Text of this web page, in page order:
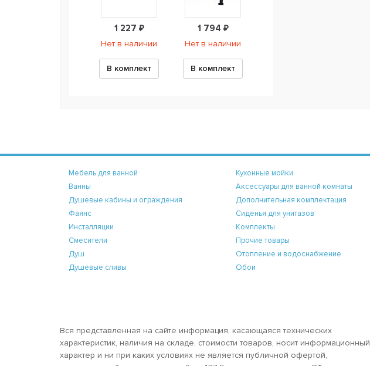
1 227 ₽
Нет в наличии
В комплект
1 794 ₽
Нет в наличии
В комплект
Мебель для ванной
Ванны
Душевые кабины и ограждения
Фаянс
Инсталляции
Смесители
Душ
Душевые сливы
Кухонные мойки
Аксессуары для ванной комнаты
Дополнительная комплектация
Сиденья для унитазов
Комплекты
Прочие товары
Отопление и водоснабжение
Обои
Вся представленная на сайте информация, касающаяся технических
характеристик, наличия на складе, стоимости товаров, носит информационный
характер и ни при каких условиях не является публичной офертой,